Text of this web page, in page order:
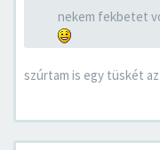
nekem fekbetet
szúrtam is egy tüskét